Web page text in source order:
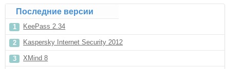
Последние версии
KeePass 2.34
Kaspersky Internet Security 2012
XMind 8